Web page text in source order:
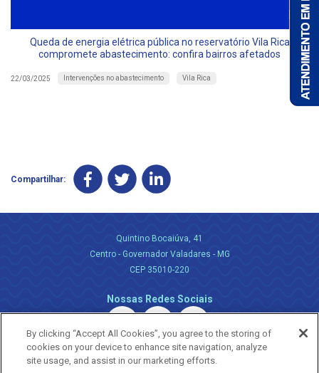
Queda de energia elétrica pública no reservatório Vila Rica
compromete abastecimento: confira bairros afetados
22/03/2025 Intervenções no abastecimento Vila Rica
Compartilhar:
Quintino Bocaiúva, 41
Centro - Governador Valadares - MG
CEP 35010-220
Nossas Redes Sociais
By clicking “Accept All Cookies”, you agree to the storing of
cookies on your device to enhance site navigation, analyze
site usage, and assist in our marketing efforts.